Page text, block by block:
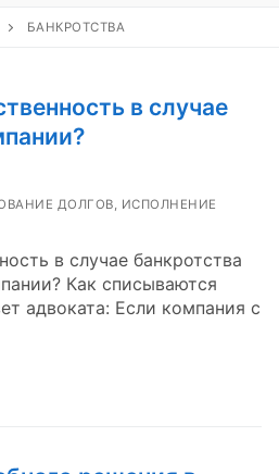
БАНКРОТСТВА
в случае
ДОЛГОВ, ИСПОЛНЕНИЕ
в случае банкротства
Как списываются
адвоката: Если компания с